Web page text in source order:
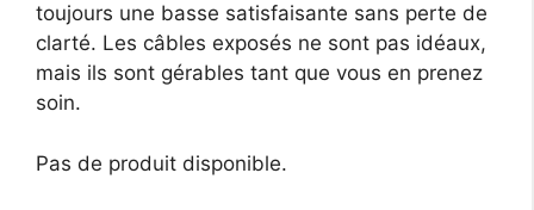
toujours une basse satisfaisante sans perte de
clarté. Les câbles exposés ne sont pas idéaux,
mais ils sont gérables tant que vous en prenez
soin.
Pas de produit disponible.